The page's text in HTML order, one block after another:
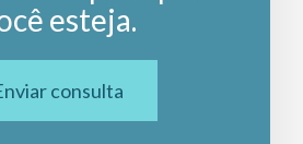
esteja.
consulta